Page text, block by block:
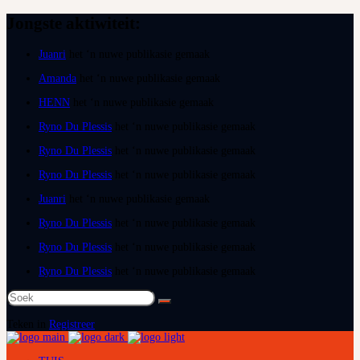
Juanri
Amanda
HENN
Ryno Du Plessis
Ryno Du Plessis
Ryno Du Plessis
Juanri
Ryno Du Plessis
Ryno Du Plessis
Ryno Du Plessis
Soek
na:
Registreer